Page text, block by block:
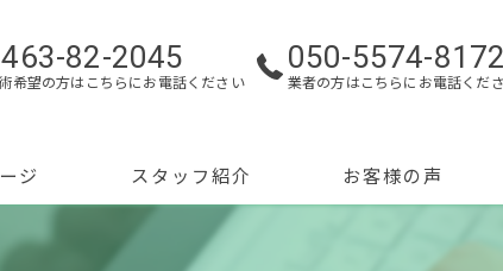
82-2045
希望の方はこちらにお電話ください
050-5574-8172
業者の方はこちらにお電話くだ
ジ スタッフ紹介 お客様の声